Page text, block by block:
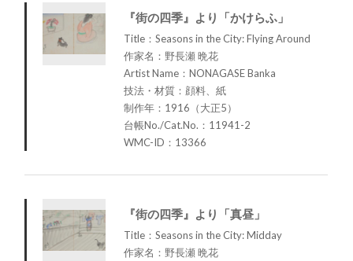
『街の四季』より「かけらふ」
Title：Seasons in the City: Flying Around
作家名：野長瀬 晩花
Artist Name：NONAGASE Banka
技法・材質：顔料、紙
制作年：1916（大正5）
台帳No./Cat.No.：11941-2
WMC-ID：13366
『街の四季』より「真昼」
Title：Seasons in the City: Midday
作家名：野長瀬 晩花